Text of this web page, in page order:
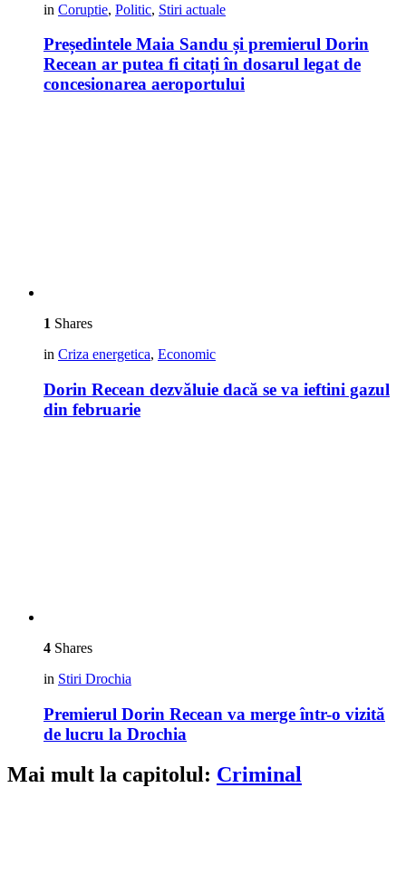
in Coruptie, Politic, Stiri actuale
Președintele Maia Sandu și premierul Dorin
Recean ar putea fi citați în dosarul legat de
concesionarea aeroportului
1 Shares
in Criza energetica, Economic
Dorin Recean dezvăluie dacă se va ieftini gazul
din februarie
4 Shares
in Stiri Drochia
Premierul Dorin Recean va merge într-o vizită
de lucru la Drochia
Mai mult la capitolul: Criminal